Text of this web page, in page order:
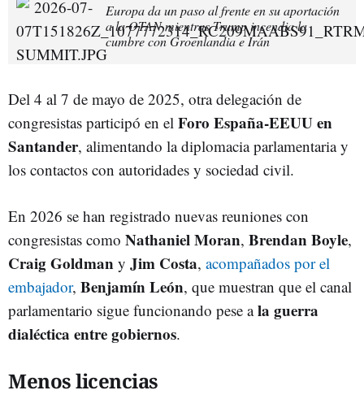
Europa da un paso al frente en su aportación
a la OTAN mientras Trump incendia la
cumbre con Groenlandia e Irán
Del 4 al 7 de mayo de 2025, otra delegación de
congresistas participó en el Foro España‑EEUU en
Santander, alimentando la diplomacia parlamentaria y
los contactos con autoridades y sociedad civil.
En 2026 se han registrado nuevas reuniones con
congresistas como Nathaniel Moran, Brendan Boyle,
Craig Goldman y Jim Costa, acompañados por el
embajador, Benjamín León, que muestran que el canal
parlamentario sigue funcionando pese ala guerra
dialéctica entre gobiernos.
Menos licencias